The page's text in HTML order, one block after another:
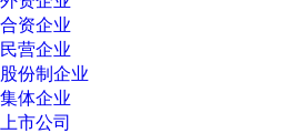
合资企业
民营企业
股份制企业
集体企业
上市公司